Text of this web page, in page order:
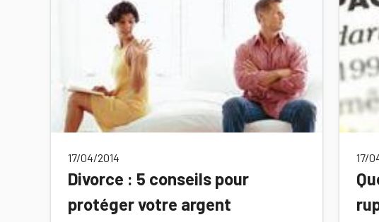
17/04/2014
Divorce : 5 conseils pour
protéger votre argent
17/